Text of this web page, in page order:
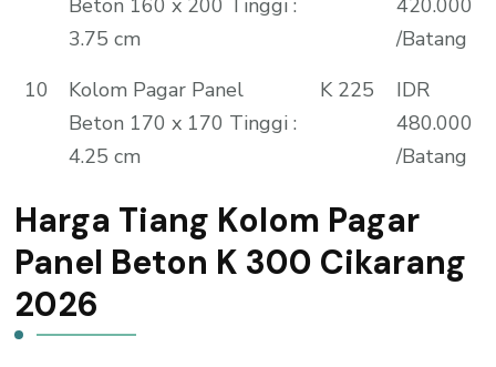
Beton 160 x 200 Tinggi :
3.75 cm
420.000
/Batang
10
Kolom Pagar Panel
Beton 170 x 170 Tinggi :
4.25 cm
K 225
IDR
480.000
/Batang
Harga Tiang Kolom Pagar
Panel Beton K 300 Cikarang
2026